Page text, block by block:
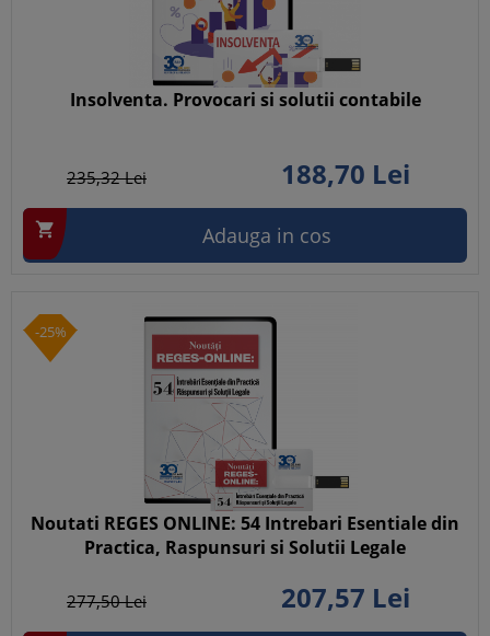
Insolventa. Provocari si solutii contabile
235,32Lei 188,70 Lei
 Adauga in cos
-25%
Noutati REGES ONLINE: 54 Intrebari Esentiale din
Practica, Raspunsuri si Solutii Legale
277,50Lei 207,57 Lei